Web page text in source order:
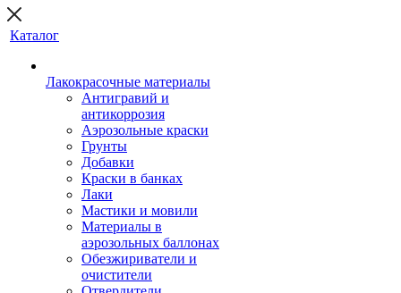
Каталог
Лакокрасочные материалы
Антигравий и
антикоррозия
Аэрозольные краски
Грунты
Добавки
Краски в банках
Лаки
Мастики и мовили
Материалы в
аэрозольных баллонах
Обезжириватели и
очистители